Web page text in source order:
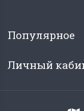
Популярное
Личный